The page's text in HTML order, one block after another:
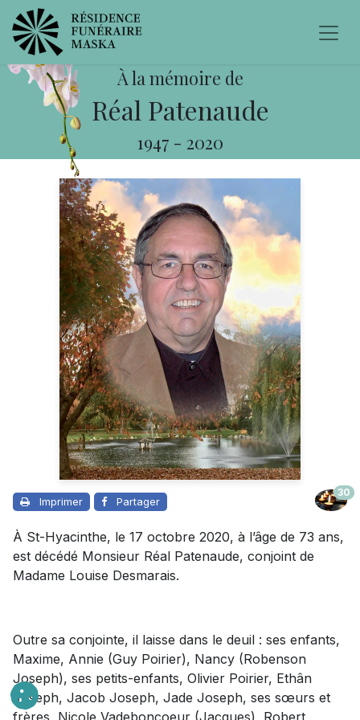
À la mémoire de
Réal Patenaude
1947 - 2020
Imprimer Partager
30
À St-Hyacinthe, le 17 octobre 2020, à l’âge de 73 ans,
est décédé Monsieur Réal Patenaude, conjoint de
Madame Louise Desmarais.
Outre sa conjointe, il laisse dans le deuil : ses enfants,
Maxime, Annie (Guy Poirier), Nancy (Robenson
Joseph), ses petits-enfants, Olivier Poirier, Ethân
Joseph, Jacob Joseph, Jade Joseph, ses sœurs et
frères, Nicole Vadeboncoeur (Jacques), Robert